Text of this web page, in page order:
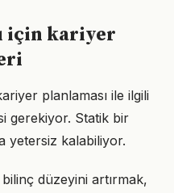
için kariyer
planlaması ile ilgili
gerekiyor. Statik bir
yetersiz kalabiliyor.
düzeyini artırmak,